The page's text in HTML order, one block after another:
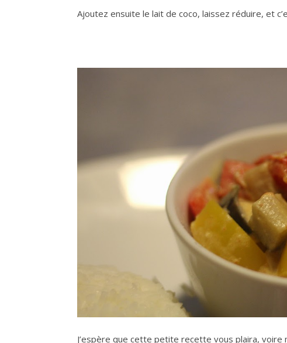
Ajoutez ensuite le lait de coco, laissez réduire, et
J’espère que cette petite recette vous plaira, voire